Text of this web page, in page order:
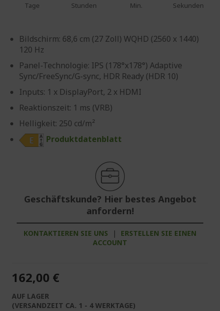
Tage Stunden Min. Sekunden
Bildschirm: 68,6 cm (27 Zoll) WQHD (2560 x 1440)
120 Hz
Panel-Technologie: IPS (178°x178°) Adaptive
Sync/FreeSync/G-sync, HDR Ready (HDR 10)
Inputs: 1 x DisplayPort, 2 x HDMI
Reaktionszeit: 1 ms (VRB)
Helligkeit: 250 cd/m²
Produktdatenblatt
Geschäftskunde? Hier bestes Angebot
anfordern!
KONTAKTIEREN SIE UNS |
ERSTELLEN SIE EINEN
ACCOUNT
162,00 €
AUF LAGER
(VERSANDZEIT CA. 1 - 4 WERKTAGE)